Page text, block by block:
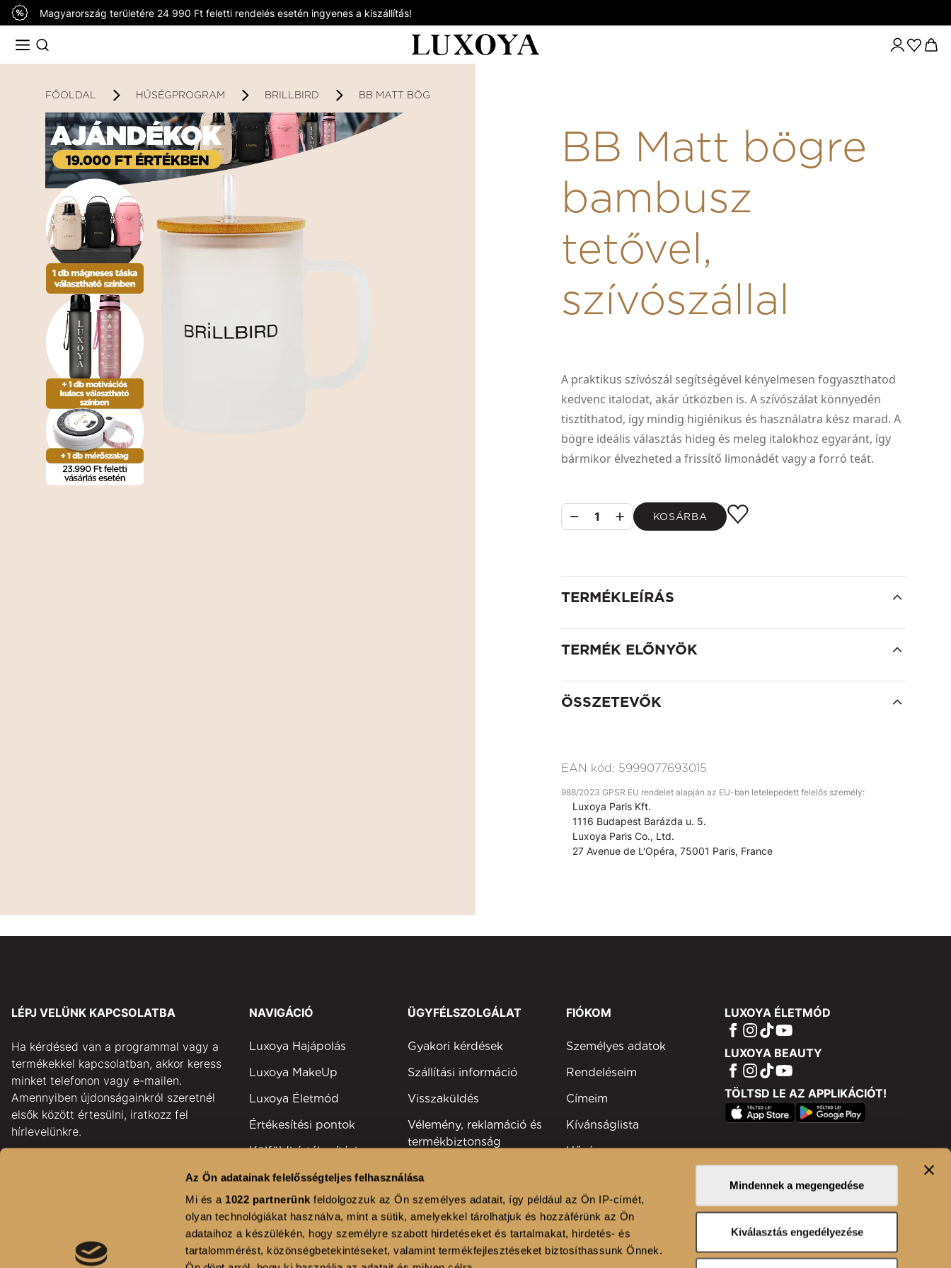
Az Ön adatainak felelősségteljes felhasználása
Mi és a 1022 partnerünk feldolgozzuk az Ön személyes adatait, így például az Ön IP-címét,
olyan technológiákat használva, mint a sütik, amelyekkel tárolhatjuk és hozzáférünk az Ön
adataihoz a készülékén, hogy személyre szabott hirdetéseket és tartalmakat, hirdetés- és
tartalommérést, közönségbetekintéseket, valamint termékfejlesztéseket biztosíthassunk Önnek.
Mindennek a megengedése
Kiválasztás engedélyezése
Magyarország területére 24 990 Ft feletti rendelés esetén ingyenes a kiszállítás!
FŐOLDAL HŰSÉGPROGRAM BRILLBIRD BB MATT BÖGRE BAMBUSZ TETŐVEL, SZÍVÓSZÁLLAL
BB Matt bögre
bambusz
tetővel,
szívószállal
A praktikus szívószál segítségével kényelmesen fogyaszthatod
kedvenc italodat, akár útközben is. A szívószálat könnyedén
tisztíthatod, így mindig higiénikus és használatra kész marad. A
bögre ideális választás hideg és meleg italokhoz egyaránt, így
bármikor élvezheted a frissítő limonádét vagy a forró teát.
1 KOSÁRBA
TERMÉKLEÍRÁS
TERMÉK ELŐNYÖK
ÖSSZETEVŐK
EAN kód: 5999077693015
988/2023 GPSR EU rendelet alapján az EU-ban letelepedett felelős személy:
Luxoya Paris Kft.
1116 Budapest Barázda u. 5.
Luxoya Paris Co., Ltd.
27 Avenue de L'Opéra, 75001 Paris, France
LÉPJ VELÜNK KAPCSOLATBA
Ha kérdésed van a programmal vagy a
termékekkel kapcsolatban, akkor keress
minket telefonon vagy e-mailen.
Amennyiben újdonságainkról szeretnél
elsők között értesülni, iratkozz fel
hírlevelünkre.
HÍRLEVÉL FELIRATKOZÁS
NAVIGÁCIÓ
Luxoya Hajápolás
Luxoya MakeUp
Luxoya Életmód
Értékesítési pontok
Külföldi értékesítési
Területi képviselők
Fodrászszalonok
Kihívás
ÜGYFÉLSZOLGÁLAT
Gyakori kérdések
Szállítási információ
Visszaküldés
Vélemény, reklamáció és
termékbiztonság
FIÓKOM
Személyes adatok
Rendeléseim
Címeim
Kívánságlista
Hűségprogram
LUXOYA ÉLETMÓD
LUXOYA BEAUTY
TÖLTSD LE AZ APPLIKÁCIÓT!